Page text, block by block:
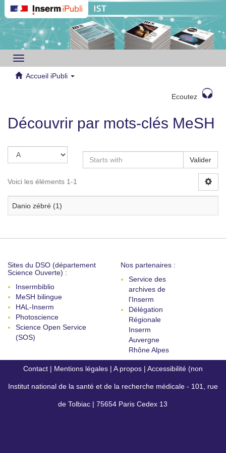
Toggle
navigation
Accueil iPubli
Ecoutez
Découvrir par mots-clés MeSH
Valider
Voici les éléments 1-1
Danio zébré (1)
Sites du DSO (département
Science Ouverte) :
Insermbiblio
MeSH bilingue
HAL-Inserm
Photoscience
Science Open Service
(SOS)
Nos partenaires :
Service des
archives de
l'Inserm
Délégation
Régionale
Inserm
Auvergne
Rhône Alpes
Contact | Mentions légales | A propos | Accessibilité (non
conforme)
Institut national de la santé et de la recherche médicale - 101, rue
de Tolbiac | 75654 Paris Cedex 13